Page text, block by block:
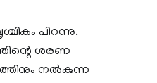
പിറന്നു.
ശരണ
നല്‍കുന്ന